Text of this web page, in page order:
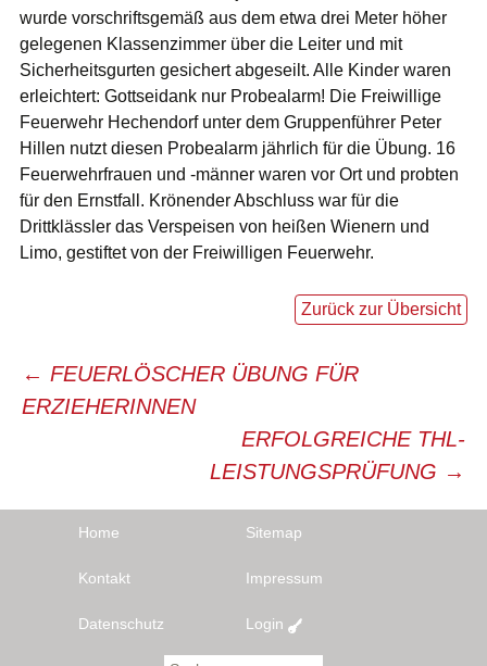
wurde vorschriftsgemäß aus dem etwa drei Meter höher
gelegenen Klassenzimmer über die Leiter und mit
Sicherheitsgurten gesichert abgeseilt. Alle Kinder waren
erleichtert: Gottseidank nur Probealarm! Die Freiwillige
Feuerwehr Hechendorf unter dem Gruppenführer Peter
Hillen nutzt diesen Probealarm jährlich für die Übung. 16
Feuerwehrfrauen und -männer waren vor Ort und probten
für den Ernstfall. Krönender Abschluss war für die
Drittklässler das Verspeisen von heißen Wienern und
Limo, gestiftet von der Freiwilligen Feuerwehr.
Zurück zur Übersicht
Beitragsnavigation
← FEUERLÖSCHER ÜBUNG FÜR
ERZIEHERINNEN
ERFOLGREICHE THL-
LEISTUNGSPRÜFUNG →
Home Sitemap
Kontakt Impressum
Datenschutz Login